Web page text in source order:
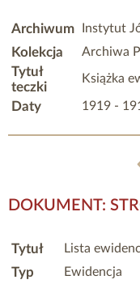
Archiwum Instytut
Kolekcja Archiwa
Tytuł
teczki
Książka
Daty 1919 -
DOKUMENT:
Tytuł Lista
Typ Ewidencja